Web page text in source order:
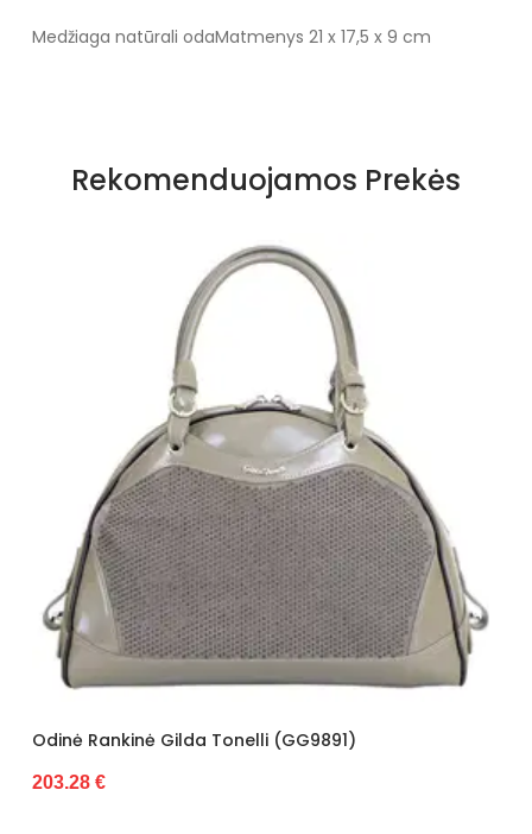
Medžiaga natūrali odaMatmenys 21 x 17,5 x 9 cm
Rekomenduojamos Prekės
Tonelli (GG9891)